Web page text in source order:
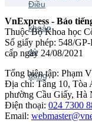
VnExpress - Báo
Thuộc Bộ Khoa học
Số giấy phép: 548/
cấp ngày 24/08/2021
Tổng biên tập: Phạm
Địa chỉ: Tầng 10, Tòa
phường Cầu Giấy, Hà
Điện thoại: 024 7300
Email: